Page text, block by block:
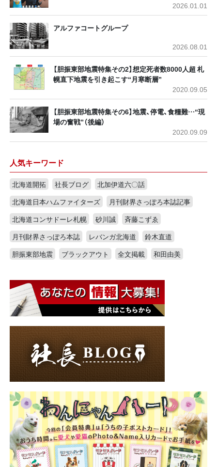
2026.01.01
アルファコートグループ
2026.08.01
【胆振東部地震特集その2】想定死者数8000人超 札
幌直下地震を引き起こす“月寒断層”
2020.09.05
【胆振東部地震特集その6】地震、停電、食糧難…“現
場の奮戦”（後編）
2020.09.09
人気キーワード
北海道開拓 社長ブログ
北加伊道六〇話
北海道日本ハムファイターズ
月刊財界さっぽろ本誌記事
北海道コンサドーレ札幌
砂川誠
斉藤こずゑ
月刊財界さっぽろ本誌
レバンガ北海道
鈴木直道
胆振東部地震
ブラックアウト 全文掲載 和田由美